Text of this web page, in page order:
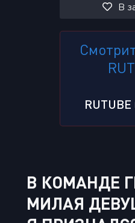
В
RUTUBE
В КОМАНДЕ
МИЛАЯ